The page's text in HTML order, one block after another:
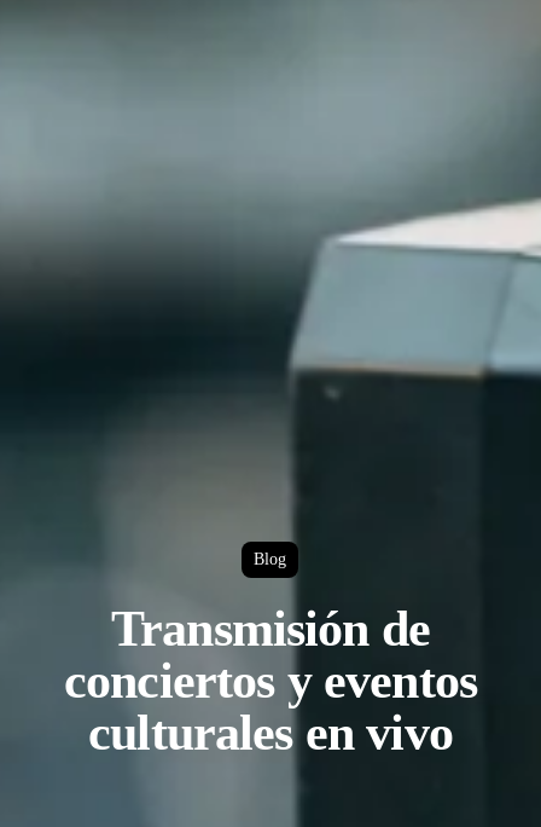
Blog
Transmisión de
conciertos y eventos
culturales en vivo